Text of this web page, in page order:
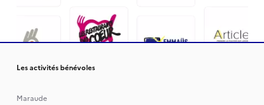
Les activités bénévoles
Maraude